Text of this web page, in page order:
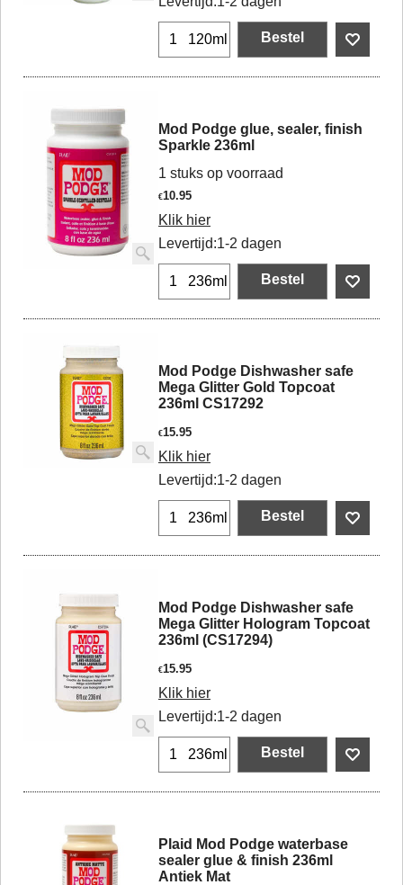
120ml Bestel
Mod Podge glue, sealer, finish
Sparkle 236ml
1 stuks op voorraad
€10.95
Klik hier
Levertijd:1-2 dagen
236ml Bestel
Mod Podge Dishwasher safe
Mega Glitter Gold Topcoat
236ml CS17292
€15.95
Klik hier
Levertijd:1-2 dagen
236ml Bestel
Mod Podge Dishwasher safe
Mega Glitter Hologram Topcoat
236ml (CS17294)
€15.95
Klik hier
Levertijd:1-2 dagen
236ml Bestel
Plaid Mod Podge waterbase
sealer glue & finish 236ml
Antiek Mat